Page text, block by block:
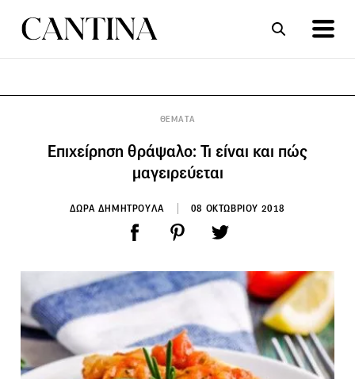
ΘΕΜΑΤΑ
Επιχείρηση θράψαλο: Τι είναι και πώς
μαγειρεύεται
ΔΩΡΑ ΔΗΜΗΤΡΟΥΛΑ 08 ΟΚΤΩΒΡΙΟΥ 2018